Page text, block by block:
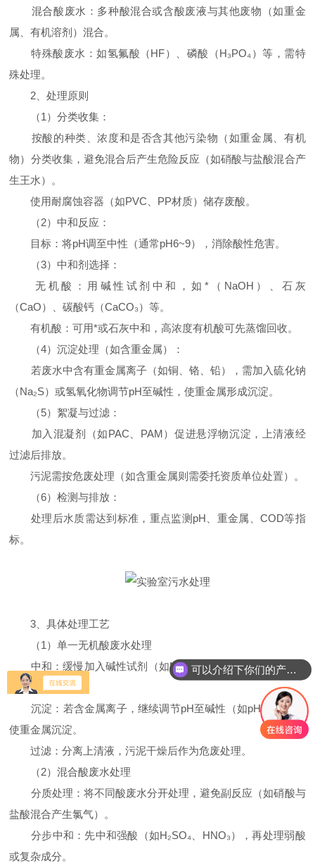
混合酸废水：多种酸混合或含酸废液与其他废物（如重金
属、有机溶剂）混合。
特殊酸废水：如氢氟酸（HF）、磷酸（H₃PO₄）等，需特
殊处理。
2、处理原则
（1）分类收集：
按酸的种类、浓度和是否含其他污染物（如重金属、有机
物）分类收集，避免混合后产生危险反应（如硝酸与盐酸混合产
生王水）。
使用耐腐蚀容器（如PVC、PP材质）储存废酸。
（2）中和反应：
目标：将pH调至中性（通常pH6~9），消除酸性危害。
（3）中和剂选择：
无机酸：用碱性试剂中和，如*（NaOH）、石灰
（CaO）、碳酸钙（CaCO₃）等。
有机酸：可用*或石灰中和，高浓度有机酸可先蒸馏回收。
（4）沉淀处理（如含重金属）：
若废水中含有重金属离子（如铜、铬、铅），需加入硫化钠
（Na₂S）或氢氧化物调节pH至碱性，使重金属形成沉淀。
（5）絮凝与过滤：
加入混凝剂（如PAC、PAM）促进悬浮物沉淀，上清液经
过滤后排放。
污泥需按危废处理（如含重金属则需委托资质单位处置）。
（6）检测与排放：
处理后水质需达到标准，重点监测pH、重金属、COD等指
标。
3、具体处理工艺
（1）单一无机酸废水处理
中和：缓慢加入碱性试剂（如NaOH溶液），搅拌并实时监
测pH。
沉淀：若含金属离子，继续调节pH至碱性（如pH8~10），
使重金属沉淀。
过滤：分离上清液，污泥干燥后作为危废处理。
（2）混合酸废水处理
分质处理：将不同酸废水分开处理，避免副反应（如硝酸与
盐酸混合产生氯气）。
分步中和：先中和强酸（如H₂SO₄、HNO₃），再处理弱酸
或复杂成分。
可以介绍下你们的产品么